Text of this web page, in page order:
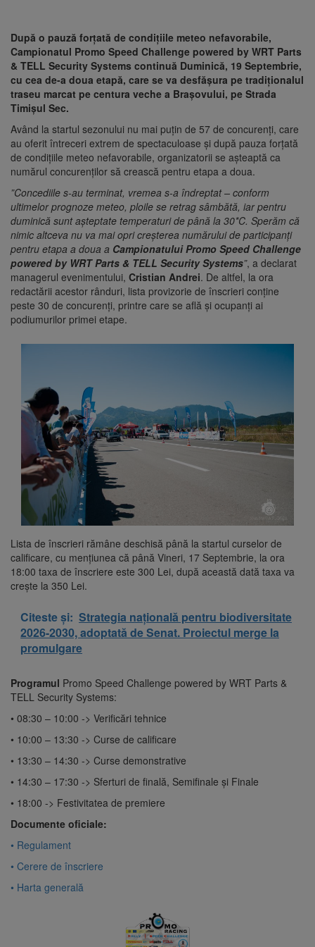
După o pauză forțată de condițiile meteo nefavorabile,
Campionatul Promo Speed Challenge powered by WRT Parts
& TELL Security Systems continuă Duminică, 19 Septembrie,
cu cea de-a doua etapă, care se va desfășura pe tradiționalul
traseu marcat pe centura veche a Brașovului, pe Strada
Timișul Sec.
Având la startul sezonului nu mai puțin de 57 de concurenți, care
au oferit întreceri extrem de spectaculoase și după pauza forțată
de condițiile meteo nefavorabile, organizatorii se așteaptă ca
numărul concurenților să crească pentru etapa a doua.
”Concediile s-au terminat, vremea s-a îndreptat – conform
ultimelor prognoze meteo, ploile se retrag sâmbătă, iar pentru
duminică sunt așteptate temperaturi de până la 30*C. Sperăm că
nimic altceva nu va mai opri creșterea numărului de participanți
pentru etapa a doua a Campionatului Promo Speed Challenge
powered by WRT Parts & TELL Security Systems”, a declarat
managerul evenimentului, Cristian Andrei. De altfel, la ora
redactării acestor rânduri, lista provizorie de înscrieri conține
peste 30 de concurenți, printre care se află și ocupanți ai
podiumurilor primei etape.
Lista de înscrieri rămâne deschisă până la startul curselor de
calificare, cu mențiunea că până Vineri, 17 Septembrie, la ora
18:00 taxa de înscriere este 300 Lei, după această dată taxa va
crește la 350 Lei.
Citeste și: Strategia națională pentru biodiversitate
2026-2030, adoptată de Senat. Proiectul merge la
promulgare
Programul Promo Speed Challenge powered by WRT Parts &
TELL Security Systems:
• 08:30 – 10:00 -> Verificări tehnice
• 10:00 – 13:30 -> Curse de calificare
• 13:30 – 14:30 -> Curse demonstrative
• 14:30 – 17:30 -> Sferturi de finală, Semifinale și Finale
• 18:00 -> Festivitatea de premiere
Documente oficiale:
• Regulament
• Cerere de înscriere
• Harta generală